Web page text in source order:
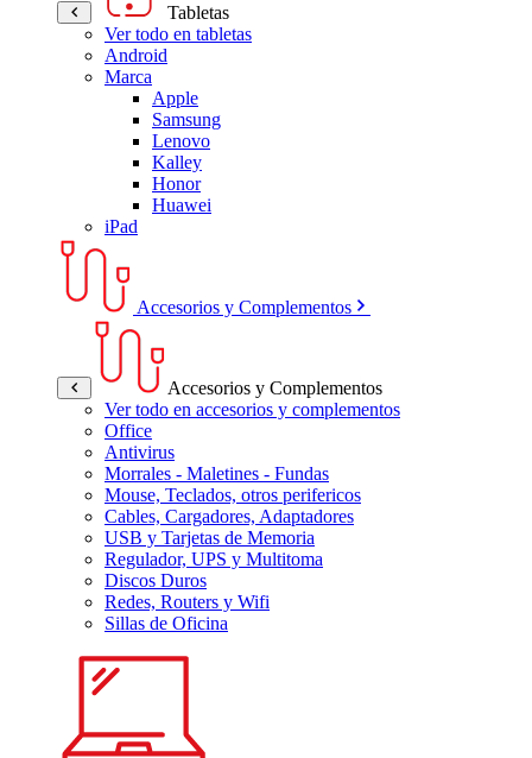
Tabletas
Ver todo en tabletas
Android
Marca
Apple
Samsung
Lenovo
Kalley
Honor
Huawei
iPad
Accesorios y Complementos
Accesorios y Complementos
Ver todo en accesorios y complementos
Office
Antivirus
Morrales - Maletines - Fundas
Mouse, Teclados, otros perifericos
Cables, Cargadores, Adaptadores
USB y Tarjetas de Memoria
Regulador, UPS y Multitoma
Discos Duros
Redes, Routers y Wifi
Sillas de Oficina